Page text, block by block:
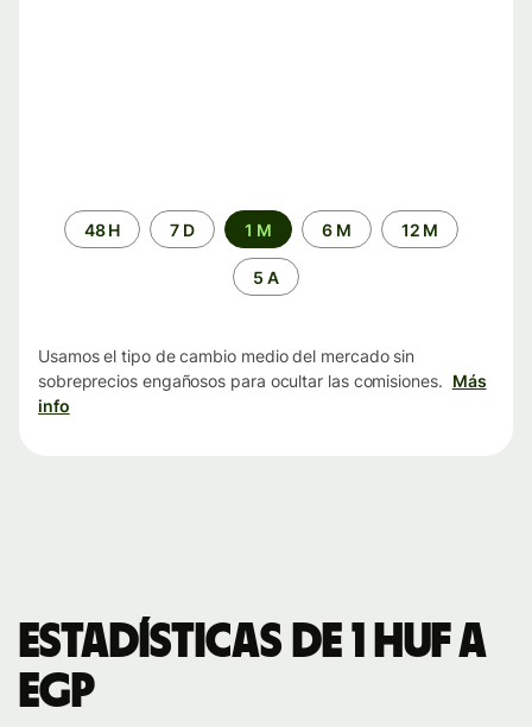
Periodo48 H 7 D 1 M 6 M 12 M
5 A
Usamos el tipo de cambio medio del mercado sin
sobreprecios engañosos para ocultar las comisiones. Más
info
Estadísticas de 1 HUF a
EGP